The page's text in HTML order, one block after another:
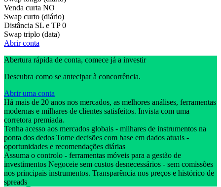
Venda curta NO
Swap curto (diário)
Distância SL e TP 0
Swap triplo (data)
Abrir conta
Abertura rápida de conta, comece já a investir
Descubra como se antecipar à concorrência.
Abrir uma conta
Há mais de 20 anos nos mercados, as melhores análises, ferramentas
modernas e milhares de clientes satisfeitos. Invista com uma
corretora premiada.
Tenha acesso aos mercados globais - milhares de instrumentos na
ponta dos dedos Tome decisões com base em dados atuais -
oportunidades e recomendações diárias
Assuma o controlo - ferramentas móveis para a gestão de
investimentos Negoceie sem custos desnecessários - sem comissões
nos principais instrumentos. Transparência nos preços e histórico de
spreads